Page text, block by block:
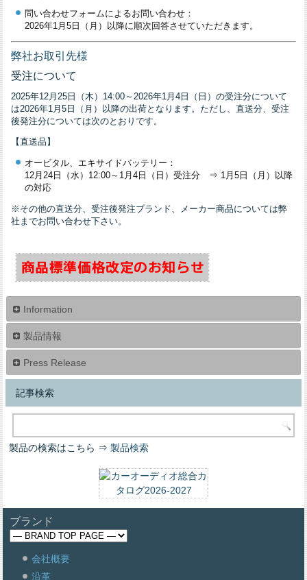
問い合わせフォームによるお問い合わせ：
2026年1月5日（月）以降に順次回答させていただきます。
弊社お取引先様
受注について
2025年12月25日（木）14:00～2026年1月4日（日）の受注分について
は2026年1月5日（月）以降の出荷となります。ただし、直送分、受注
後発注分については次のとおりです。
【直送品】
オービタル、エキサイドバッテリー：
12月24日（水）12:00～1月4日（日）受注分 ⇒ 1月5日（月）以降
の対応
※その他の直送分、受注後発注ブランド、メーカー商品については弊
社までお問い合わせ下さい。
Information
製品情報
Press Release
記事検索
製品の検索はこちら ⇒製品検索
ブランド
会社概要
沿革